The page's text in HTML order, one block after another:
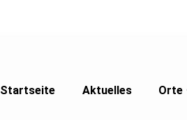
Startseite Aktuelles Orte